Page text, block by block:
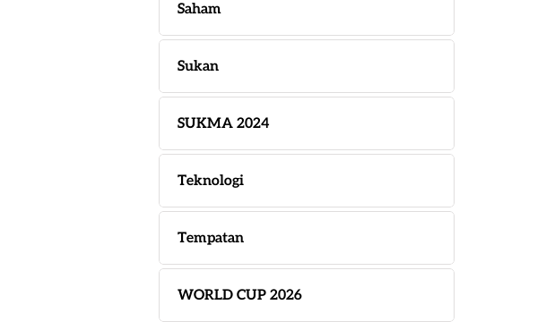
Saham
Sukan
SUKMA 2024
Teknologi
Tempatan
WORLD CUP 2026